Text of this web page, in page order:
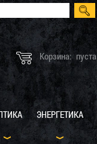
Корзина: пуста
ЭНЕРГЕТИКА